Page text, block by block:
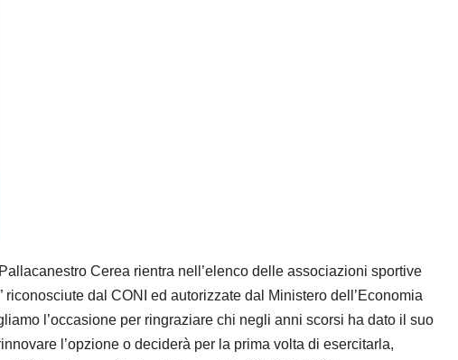
Cerea rientra nell’elenco delle associazioni sportive
dal CONI ed autorizzate dal Ministero dell’Economia
l’occasione per ringraziare chi negli anni scorsi ha dato il suo
l’opzione o deciderà per la prima volta di esercitarla,